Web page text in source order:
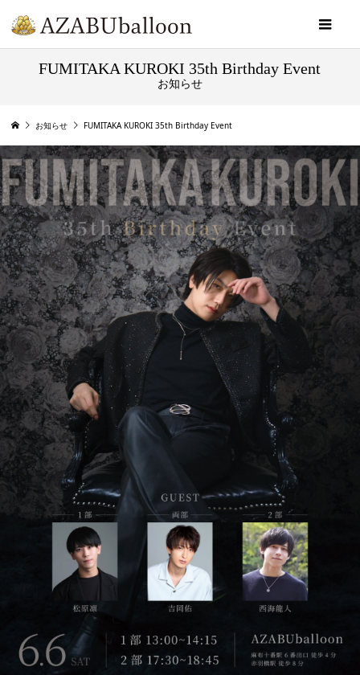
FUMITAKA KUROKI 35th Birthday Event
お知らせ
お知らせ FUMITAKA KUROKI 35th Birthday Event